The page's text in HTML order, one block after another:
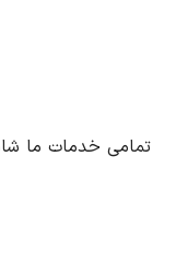
تمامی خدمات ما